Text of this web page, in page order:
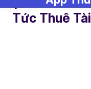
Tức Thuê